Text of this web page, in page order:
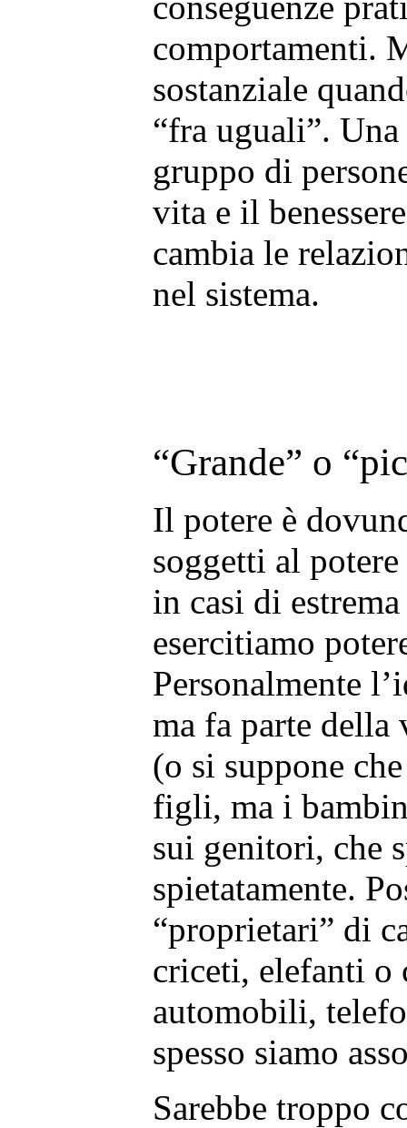
comportamenti.
sostanziale
“fra uguali”.
gruppo di
vita e il
cambia le
nel sistema.
“Grande” o
Il potere è
soggetti al
in casi di
esercitiamo
Personalmente
ma fa parte
(o si suppone
figli, ma i
sui genitori, che
spietatamente.
“proprietari” di
criceti, elefanti o
automobili,
spesso siamo
Sarebbe troppo